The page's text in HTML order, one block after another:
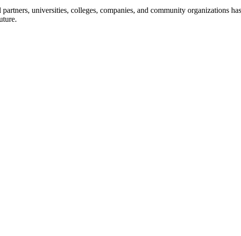
universities, colleges, companies, and community organizations